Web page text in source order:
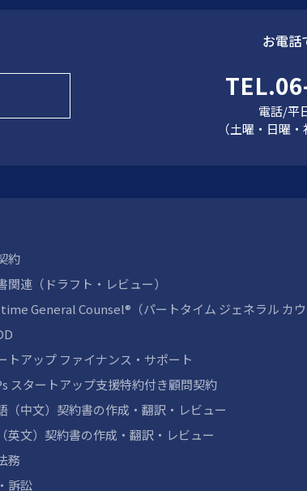
お電話
電話/平
（土曜・日曜
約
関連（ドラフト・レビュー）
General Counsel®（パートタイム ジェネラル カウ
トアップ ファイナンス・サポート
スタートアップ支援特約付き顧問契約
（中文）契約書の作成・翻訳・レビュー
英文）契約書の作成・翻訳・レビュー
務
訴訟